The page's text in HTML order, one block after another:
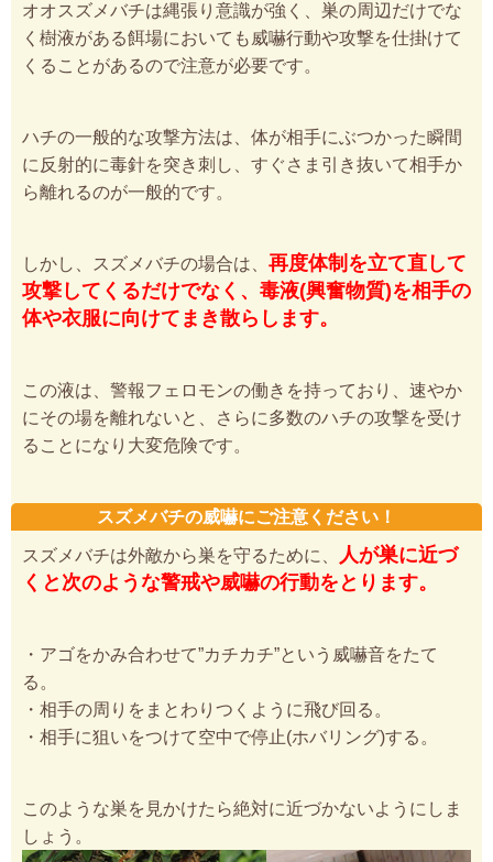
オオスズメバチは縄張り意識が強く、巣の周辺だけでな
く樹液がある餌場においても威嚇行動や攻撃を仕掛けて
くることがあるので注意が必要です。
ハチの一般的な攻撃方法は、体が相手にぶつかった瞬間
に反射的に毒針を突き刺し、すぐさま引き抜いて相手か
ら離れるのが一般的です。
しかし、スズメバチの場合は、 再度体制を立て直して
攻撃してくるだけでなく、毒液(興奮物質)を相手の
体や衣服に向けてまき散らします。
この液は、警報フェロモンの働きを持っており、速やか
にその場を離れないと、さらに多数のハチの攻撃を受け
ることになり大変危険です。
スズメバチの威嚇にご注意ください！
スズメバチは外敵から巣を守るために、
人が巣に近づ
くと次のような警戒や威嚇の行動をとります。
・アゴをかみ合わせて”カチカチ”という威嚇音をたて
る。
・相手の周りをまとわりつくように飛び回る。
・相手に狙いをつけて空中で停止(ホバリング)する。
このような巣を見かけたら絶対に近づかないようにしま
しょう。